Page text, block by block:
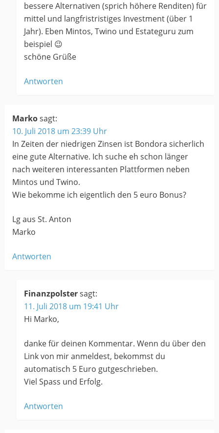
bessere Alternativen (sprich höhere Renditen) für
mittel und langfristristiges Investment (über 1
Jahr). Eben Mintos, Twino und Estateguru zum
beispiel 😉
schöne Grüße
Antworten
Markosagt:
10. Juli 2018 um 23:39 Uhr
In Zeiten der niedrigen Zinsen ist Bondora sicherlich
eine gute Alternative. Ich suche eh schon länger
nach weiteren interessanten Plattformen neben
Mintos und Twino.
Wie bekomme ich eigentlich den 5 euro Bonus?
Lg aus St. Anton
Marko
Antworten
Finanzpolstersagt:
11. Juli 2018 um 19:41 Uhr
Hi Marko,
danke für deinen Kommentar. Wenn du über den
Link von mir anmeldest, bekommst du
automatisch 5 Euro gutgeschrieben.
Viel Spass und Erfolg.
Antworten